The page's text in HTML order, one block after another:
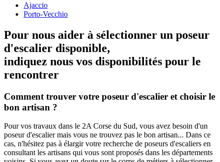
Ajaccio
Porto-Vecchio
Pour nous aider à sélectionner un poseur
d'escalier disponible,
indiquez nous vos disponibilités pour le
rencontrer
Comment trouver votre poseur d'escalier et choisir le
bon artisan ?
Pour vos travaux dans le 2A Corse du Sud, vous avez besoin d'un
poseur d'escalier mais vous ne trouvez pas le bon artisan... Dans ce
cas, n'hésitez pas à élargir votre recherche de poseurs d'escaliers en
consultant les artisans qui vous sont proposés dans les départements